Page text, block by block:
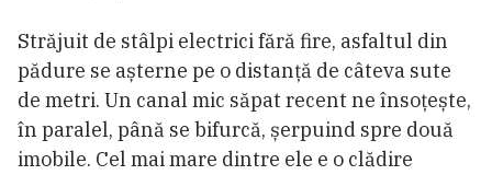
Străjuit de stâlpi electrici fără fire, asfaltul din
pădure se așterne pe o distanță de câteva sute
de metri. Un canal mic săpat recent ne însoțește,
în paralel, până se bifurcă, șerpuind spre două
imobile. Cel mai mare dintre ele e o clădire